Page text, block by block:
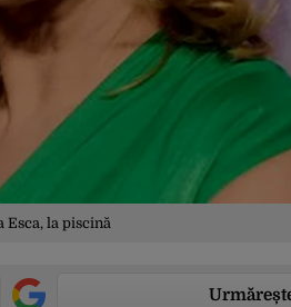
Esca, la piscină